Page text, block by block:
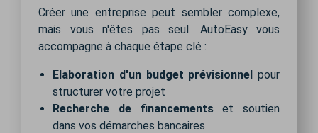
Créer une entreprise peut sembler complexe,
mais vous n'êtes pas seul. AutoEasy vous
accompagne à chaque étape clé :
Elaboration d'un budget prévisionnel pour
structurer votre projet
Recherche de financementset soutien
dans vos démarches bancaires